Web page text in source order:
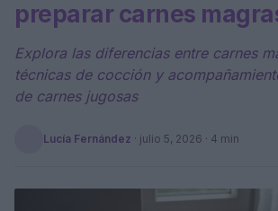
preparar carnes
Explora las diferencias entre carnes
técnicas de cocción y
de carnes jugosas
Lucía Fernández · julio 5, 2026 · 4 min